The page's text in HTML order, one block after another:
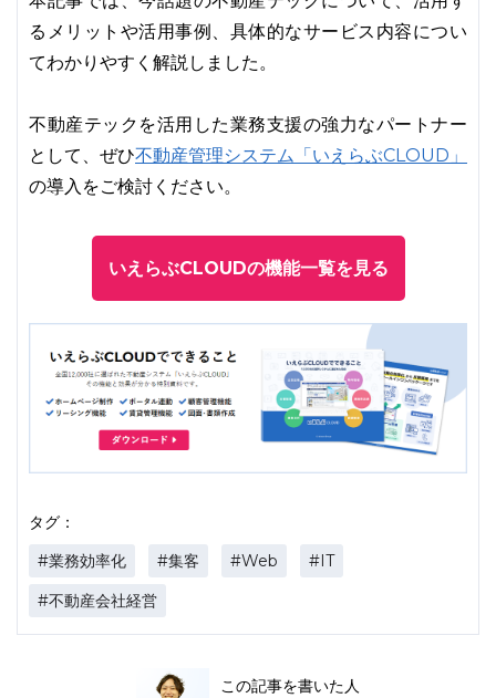
るメリットや活用事例、具体的なサービス内容につい
てわかりやすく解説しました。
不動産テックを活用した業務支援の強力なパートナー
として、ぜひ不動産管理システム「いえらぶCLOUD」
の導入をご検討ください。
いえらぶCLOUDの機能一覧を見る
タグ：
#業務効率化 #集客 #Web
#IT
#不動産会社経営
この記事を書いた人